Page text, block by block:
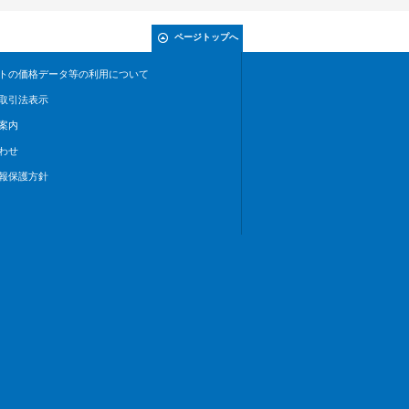
ページトップへ
の価格データ等の利用について
引法表示
内
せ
保護方針